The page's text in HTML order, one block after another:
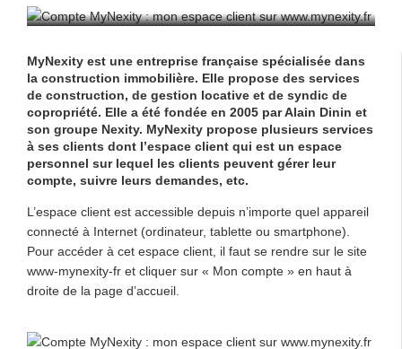
MyNexity est une entreprise française spécialisée dans
la construction immobilière. Elle propose des services
de construction, de gestion locative et de syndic de
copropriété. Elle a été fondée en 2005 par Alain Dinin et
son groupe Nexity. MyNexity propose plusieurs services
à ses clients dont l’espace client qui est un espace
personnel sur lequel les clients peuvent gérer leur
compte, suivre leurs demandes, etc.
L’espace client est accessible depuis n’importe quel appareil
connecté à Internet (ordinateur, tablette ou smartphone).
Pour accéder à cet espace client, il faut se rendre sur le site
www-mynexity-fr et cliquer sur « Mon compte » en haut à
droite de la page d’accueil.